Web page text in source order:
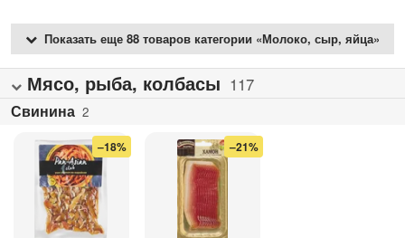
Показать еще 88 товаров категории «Молоко, сыр, яйца»
Мясо, рыба, колбасы 117
Свинина 2
–18% –21%